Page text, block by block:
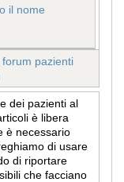
il nome
forum pazienti
dei pazienti al
è libera
è necessario
di usare
di riportare
che facciano